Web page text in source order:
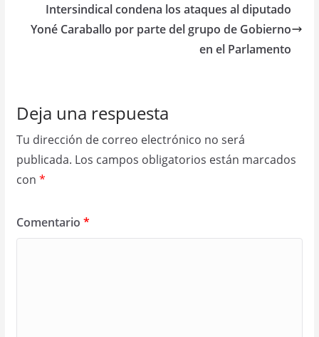
Intersindical condena los ataques al diputado
Yoné Caraballo por parte del grupo de Gobierno
en el Parlamento
Deja una respuesta
Tu dirección de correo electrónico no será
publicada. Los campos obligatorios están marcados
con *
Comentario *